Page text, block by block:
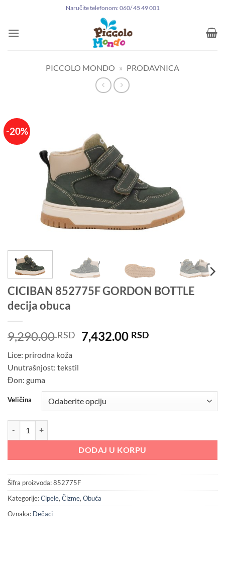
sadržaj
Naručite telefonom: 060/ 45 49 001
PICCOLO MONDO » PRODAVNICA
-20%
CICIBAN 852775F GORDON BOTTLE
decija obuca
9,290.00RSD
Originalna
cena
7,432.00 RSDTrenutna
Lice: prirodna koža
Unutrašnjost: tekstil
Đon: guma
Veličina
DODAJ U KORPU
Šifra proizvoda:852775F
Kategorije:Cipele, Čizme, Obuća
Oznaka: Dečaci